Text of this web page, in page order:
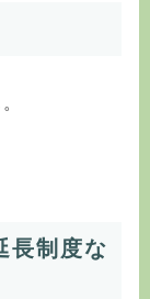
長制度な